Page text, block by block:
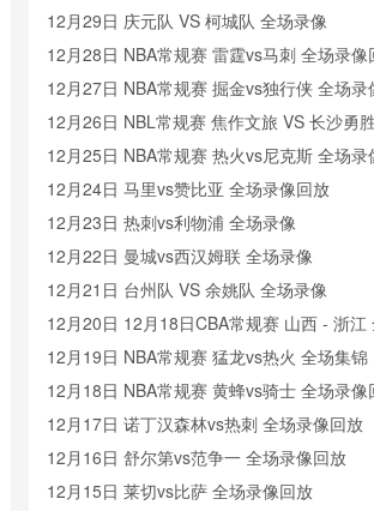
12月29日 庆元队 VS 柯城队 全场录像
12月28日 NBA常规赛 雷霆vs马刺 全场录像
12月27日 NBA常规赛 掘金vs独行侠 全场录
12月26日 NBL常规赛 焦作文旅 VS 长沙勇
像
12月25日 NBA常规赛 热火vs尼克斯 全场录
12月24日 马里vs赞比亚 全场录像回放
12月23日 热刺vs利物浦 全场录像
12月22日 曼城vs西汉姆联 全场录像
12月21日 台州队 VS 余姚队 全场录像
12月20日 12月18日CBA常规赛 山西 - 浙江
像
12月19日 NBA常规赛 猛龙vs热火 全场集锦
12月18日 NBA常规赛 黄蜂vs骑士 全场录像
12月17日 诺丁汉森林vs热刺 全场录像回放
12月16日 舒尔第vs范争一 全场录像回放
12月15日 莱切vs比萨 全场录像回放